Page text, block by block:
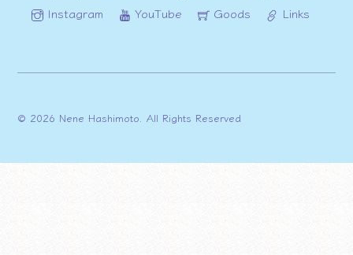
Instagram
YouTube Goods Links
© 2026 Nene Hashimoto. All Rights Reserved